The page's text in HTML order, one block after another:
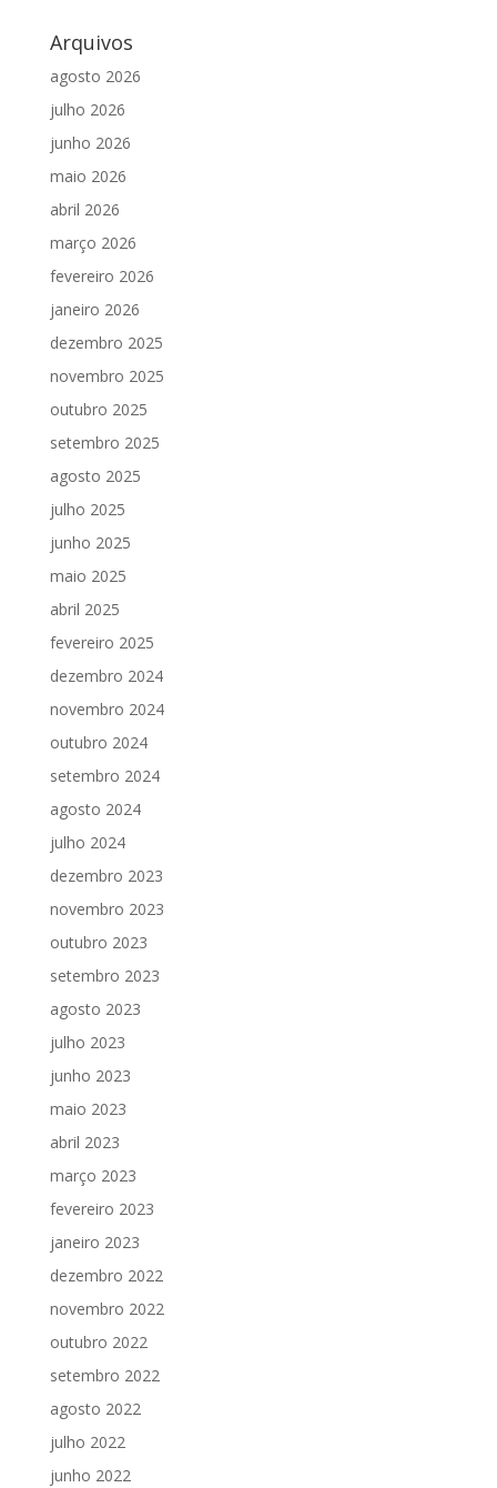
Arquivos
agosto 2026
julho 2026
junho 2026
maio 2026
abril 2026
março 2026
fevereiro 2026
janeiro 2026
dezembro 2025
novembro 2025
outubro 2025
setembro 2025
agosto 2025
julho 2025
junho 2025
maio 2025
abril 2025
fevereiro 2025
dezembro 2024
novembro 2024
outubro 2024
setembro 2024
agosto 2024
julho 2024
dezembro 2023
novembro 2023
outubro 2023
setembro 2023
agosto 2023
julho 2023
junho 2023
maio 2023
abril 2023
março 2023
fevereiro 2023
janeiro 2023
dezembro 2022
novembro 2022
outubro 2022
setembro 2022
agosto 2022
julho 2022
junho 2022